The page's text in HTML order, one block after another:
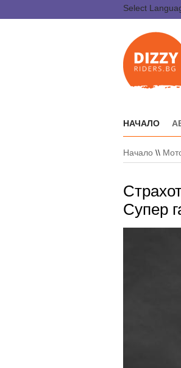
Select
НАЧАЛО
Начало \\
Супер